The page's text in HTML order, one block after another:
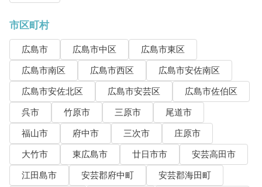
市区町村
広島市 広島市中区
広島市東区
広島市南区
広島市西区
広島市安佐南区
広島市安佐北区
広島市安芸区
広島市佐伯区
呉市
竹原市 三原市
尾道市
福山市
府中市 三次市
庄原市
大竹市
東広島市 廿日市市
安芸高田市
江田島市
安芸郡府中町
安芸郡海田町